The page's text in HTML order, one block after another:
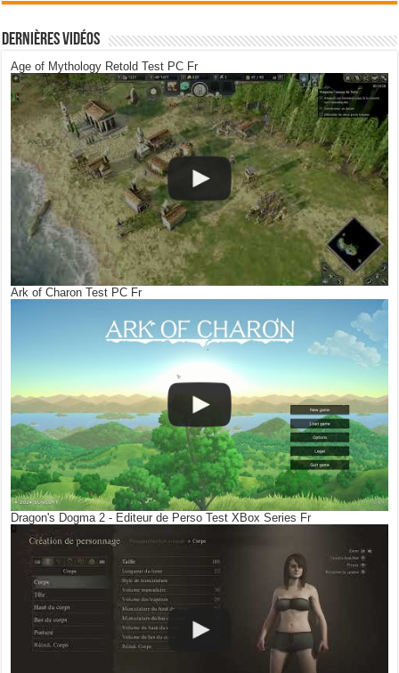
Dernières Vidéos
Age of Mythology Retold Test PC Fr
Ark of Charon Test PC Fr
Dragon's Dogma 2 - Editeur de Perso Test XBox Series Fr